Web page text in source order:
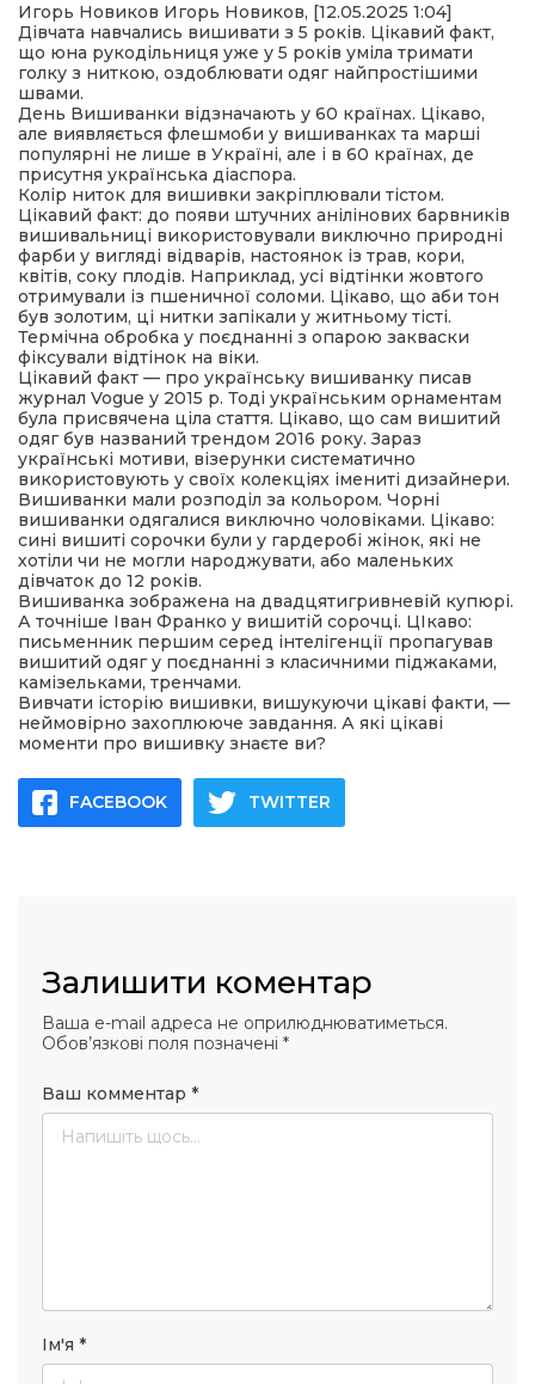
Игорь Новиков Игорь Новиков, [12.05.2025 1:04]
Дівчата навчались вишивати з 5 років. Цікавий факт,
що юна рукодільниця уже у 5 років уміла тримати
голку з ниткою, оздоблювати одяг найпростішими
швами.
День Вишиванки відзначають у 60 країнах. Цікаво,
але виявляється флешмоби у вишиванках та марші
популярні не лише в Україні, але і в 60 країнах, де
присутня українська діаспора.
Колір ниток для вишивки закріплювали тістом.
Цікавий факт: до появи штучних анілінових барвників
вишивальниці використовували виключно природні
фарби у вигляді відварів, настоянок із трав, кори,
квітів, соку плодів. Наприклад, усі відтінки жовтого
отримували із пшеничної соломи. Цікаво, що аби тон
був золотим, ці нитки запікали у житньому тісті.
Термічна обробка у поєднанні з опарою закваски
фіксували відтінок на віки.
Цікавий факт — про українську вишиванку писав
журнал Vogue у 2015 р. Тоді українським орнаментам
була присвячена ціла стаття. Цікаво, що сам вишитий
одяг був названий трендом 2016 року. Зараз
українські мотиви, візерунки систематично
використовують у своїх колекціях імениті дизайнери.
Вишиванки мали розподіл за кольором. Чорні
вишиванки одягалися виключно чоловіками. Цікаво:
сині вишиті сорочки були у гардеробі жінок, які не
хотіли чи не могли народжувати, або маленьких
дівчаток до 12 років.
Вишиванка зображена на двадцятигривневій купюрі.
А точніше Іван Франко у вишитій сорочці. ЦІкаво:
письменник першим серед інтелігенції пропагував
вишитий одяг у поєднанні з класичними піджаками,
камізельками, тренчами.
Вивчати історію вишивки, вишукуючи цікаві факти, —
неймовірно захоплююче завдання. А які цікаві
моменти про вишивку знаєте ви?
FACEBOOK TWITTER
Залишити коментар
Ваша e-mail адреса не оприлюднюватиметься.
Обов’язкові поля позначені *
Ваш комментар *
Ім'я *